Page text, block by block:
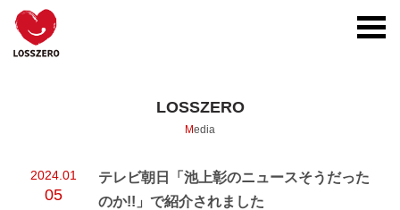
LOSSZERO
Media
2024.01
05
テレビ朝日「池上彰のニュースそうだった
のか!!」で紹介されました